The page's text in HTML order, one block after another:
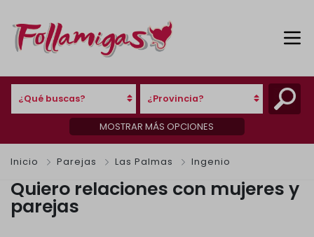
¿Qué buscas? ¿Provincia?
MOSTRAR MÁS OPCIONES
Inicio Parejas Las Palmas Ingenio
Quiero relaciones con mujeres y
parejas